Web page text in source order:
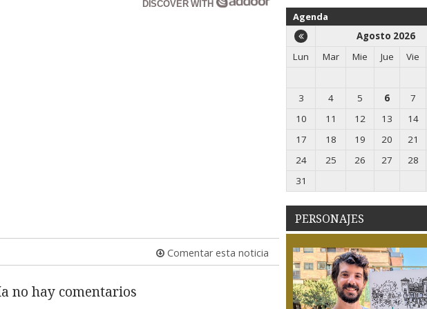
DISCOVER WITH
Comentar esta noticia
no hay comentarios
Agenda
Agosto 2026
Lun
Mar Mie Jue Vie
3
4 5 6 7
10
11 12 13 14
17
18 19 20 21
24
25 26 27 28
31
PERSONAJES